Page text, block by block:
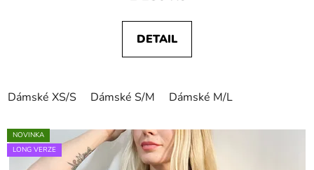
DETAIL
Dámské XS/S Dámské S/M Dámské M/L
NOVINKA
LONG VERZE